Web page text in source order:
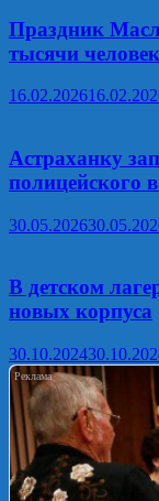
Праздник
тысячи человек
16.02.2026
Астраханку
полицейского
30.05.2026
В детском
новых корпуса
30.10.2024